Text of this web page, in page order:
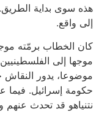
هذه سوى بداية
إلى واقع.
كان الخطاب برمّته
موجها إلى
موضوعا، يدور النقاش
حكومة إسرائيل. فيما
نتنياهو قد تحدث